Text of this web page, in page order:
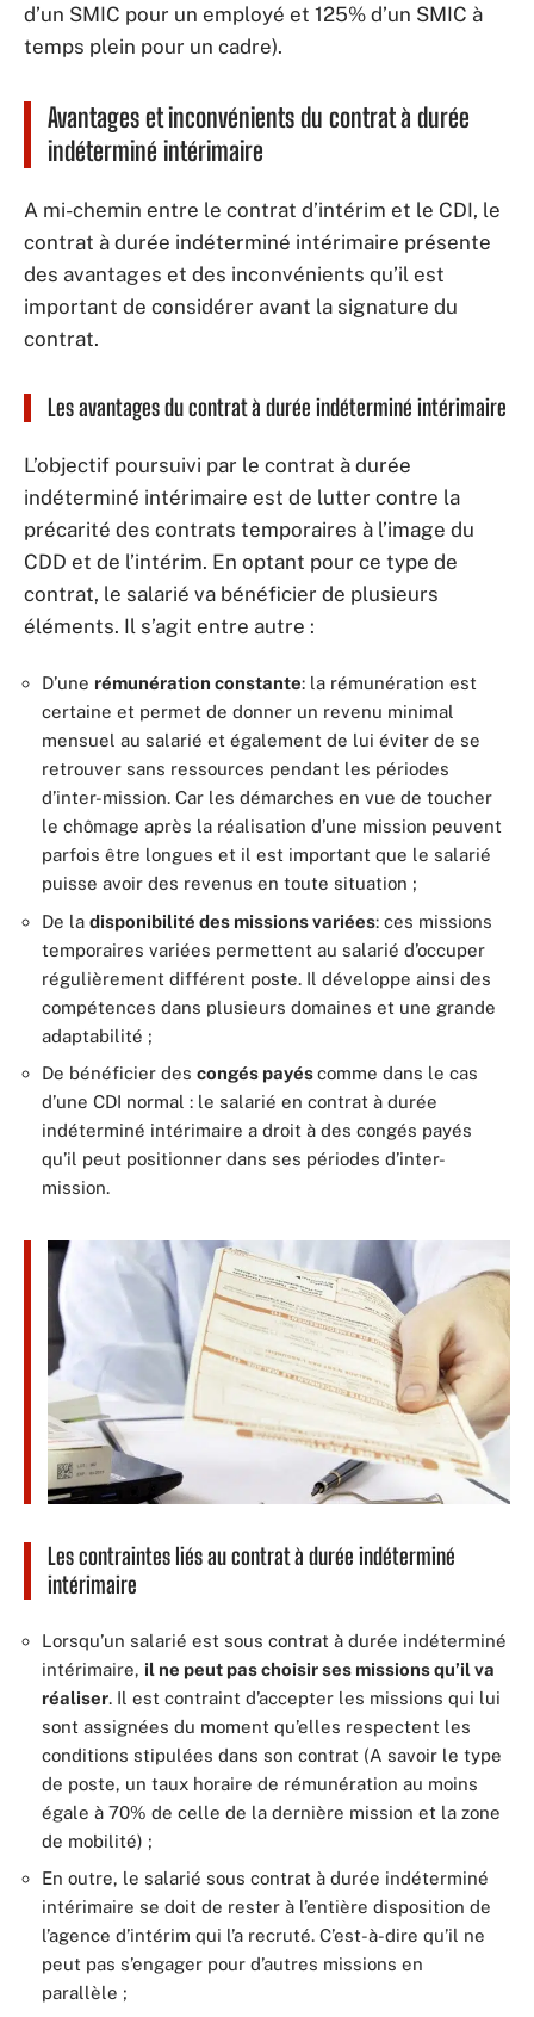
d’un SMIC pour un employé et 125% d’un SMIC à
temps plein pour un cadre).
Avantages et inconvénients du contrat à durée
indéterminé intérimaire
A mi-chemin entre le contrat d’intérim et le CDI, le
contrat à durée indéterminé intérimaire présente
des avantages et des inconvénients qu’il est
important de considérer avant la signature du
contrat.
Les avantages du contrat à durée indéterminé intérimaire
L’objectif poursuivi par le contrat à durée
indéterminé intérimaire est de lutter contre la
précarité des contrats temporaires à l’image du
CDD et de l’intérim. En optant pour ce type de
contrat, le salarié va bénéficier de plusieurs
éléments. Il s’agit entre autre :
D’une rémunération constante: la rémunération est
certaine et permet de donner un revenu minimal
mensuel au salarié et également de lui éviter de se
retrouver sans ressources pendant les périodes
d’inter-mission. Car les démarches en vue de toucher
le chômage après la réalisation d’une mission peuvent
parfois être longues et il est important que le salarié
puisse avoir des revenus en toute situation ;
De la disponibilité des missions variées: ces missions
temporaires variées permettent au salarié d’occuper
régulièrement différent poste. Il développe ainsi des
compétences dans plusieurs domaines et une grande
adaptabilité ;
De bénéficier des congés payéscomme dans le cas
d’une CDI normal : le salarié en contrat à durée
indéterminé intérimaire a droit à des congés payés
qu’il peut positionner dans ses périodes d’inter-
mission.
Les contraintes liés au contrat à durée indéterminé
intérimaire
Lorsqu’un salarié est sous contrat à durée indéterminé
intérimaire, il ne peut pas choisir ses missions qu’il va
réaliser. Il est contraint d’accepter les missions qui lui
sont assignées du moment qu’elles respectent les
conditions stipulées dans son contrat (A savoir le type
de poste, un taux horaire de rémunération au moins
égale à 70% de celle de la dernière mission et la zone
de mobilité) ;
En outre, le salarié sous contrat à durée indéterminé
intérimaire se doit de rester à l’entière disposition de
l’agence d’intérim qui l’a recruté. C’est-à-dire qu’il ne
peut pas s’engager pour d’autres missions en
parallèle ;